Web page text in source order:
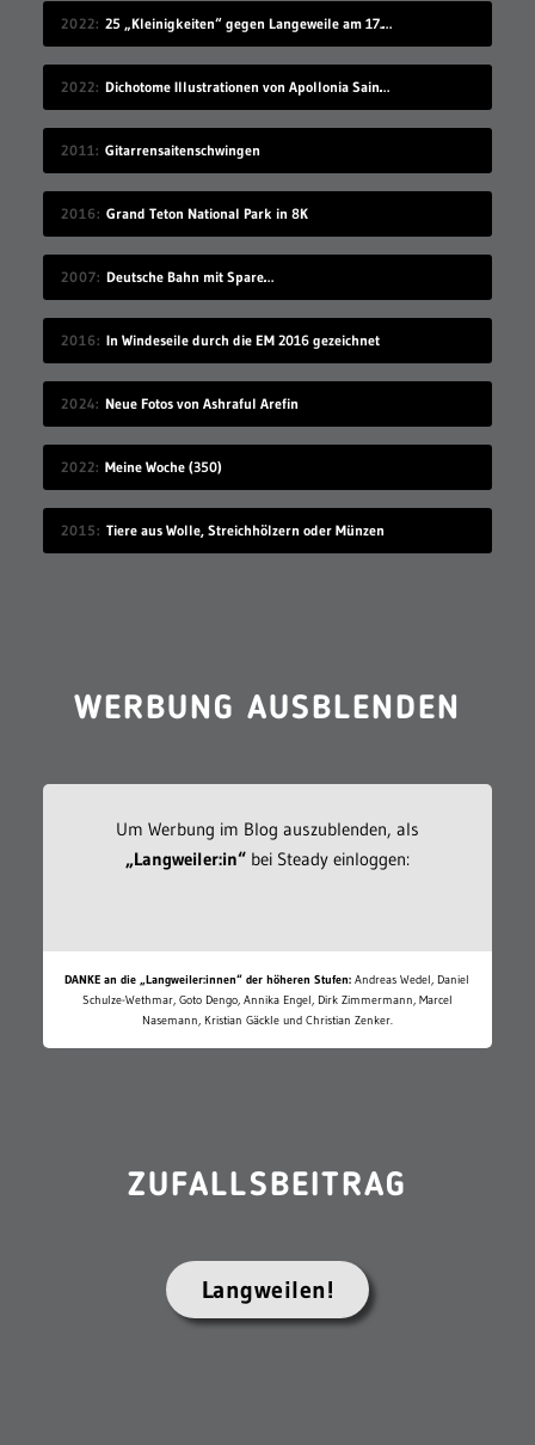
2022 25 „Kleinigkeiten“ gegen Langeweile am 17.07.2022
2022 Dichotome Illustrationen von Apollonia Saintclair
2011 Gitarrensaitenschwingen
2016 Grand Teton National Park in 8K
2007 Deutsche Bahn mit Spare…
2016 In Windeseile durch die EM 2016 gezeichnet
2024 Neue Fotos von Ashraful Arefin
2022 Meine Woche (350)
2015 Tiere aus Wolle, Streichhölzern oder Münzen
WERBUNG AUSBLENDEN
Um Werbung im Blog auszublenden, als
„Langweiler:in“bei Steady einloggen:
DANKE an die „Langweiler:innen“ der höheren Stufen: Andreas Wedel, Daniel
Schulze-Wethmar, Goto Dengo, Annika Engel, Dirk Zimmermann, Marcel
Nasemann, Kristian Gäckle und Christian Zenker.
ZUFALLSBEITRAG
Langweilen!